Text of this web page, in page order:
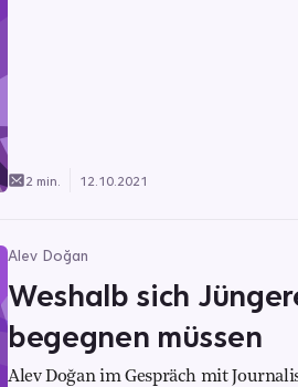
2 min. 12.10.2021
Alev Doğan
Weshalb sich
begegnen müssen
Alev Doğan im Gespräch mit